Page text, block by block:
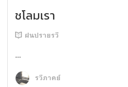
ชโลมเรา
ฝนปรายรวี
...
รวีภาคย์